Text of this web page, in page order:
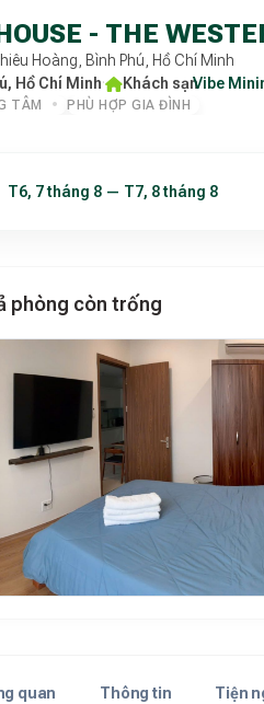
- THE
Hoàng, Bình Phú, Hồ Chí Minh
Hồ Chí Minh· Khách sạn·
Vibe
TÂM PHÙ HỢP GIA ĐÌNH
phòng còn trống
quan Thông tin Tiện